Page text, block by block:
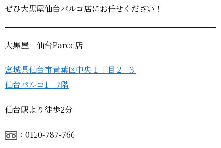
ぜひ大黒屋仙台パルコ店にお任せください！
大黒屋 仙台Parco店
宮城県仙台市青葉区中央１丁目２−３
仙台パルコ1 7階
仙台駅より徒歩2分
：0120-787-766